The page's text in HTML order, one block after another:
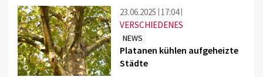
©
23.06.2025 17:04
VERSCHIEDENES
NEWS
Platanen kühlen aufgeheizte
Städte